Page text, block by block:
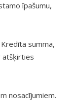
īpašumu,
summa,
atšķirties
nosacījumiem.